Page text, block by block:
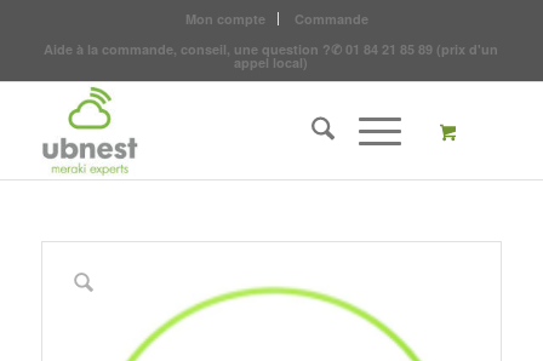
Mon compte
Commande
Aide à la commande, conseil, une question ?✆ 01 84 21 85 89 (prix d'un
appel local)